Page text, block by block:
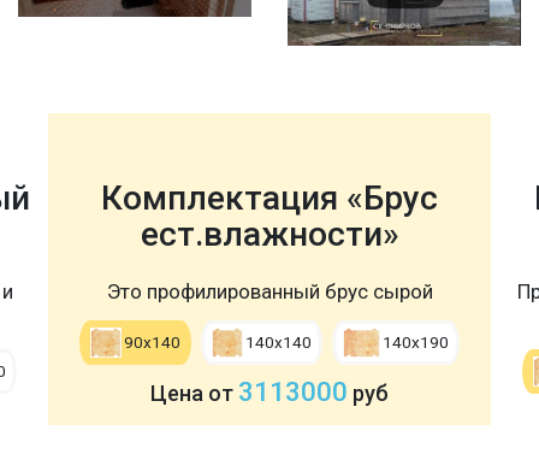
Комплектация «Брус
ест.влажности»
Это профилированный брус сырой
90х140 140х140 140х190
Цена от 3113000 руб